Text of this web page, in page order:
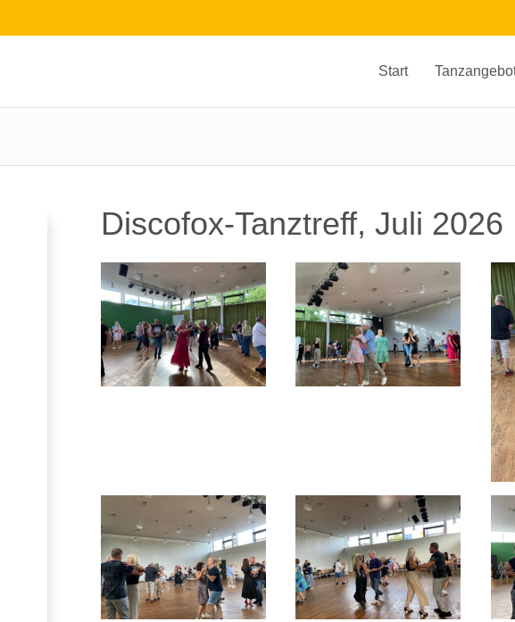
Start
Discofox-Tanztreff, Juli 2026